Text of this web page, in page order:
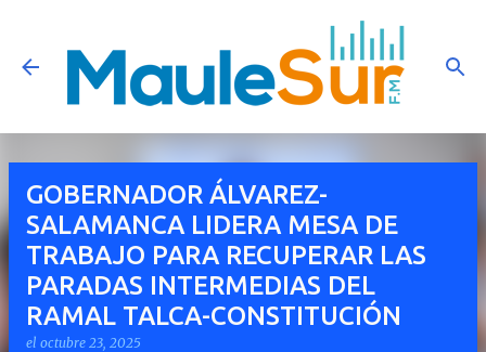
Ir al contenido principal
GOBERNADOR ÁLVAREZ-
SALAMANCA LIDERA MESA DE
TRABAJO PARA RECUPERAR LAS
PARADAS INTERMEDIAS DEL
RAMAL TALCA-CONSTITUCIÓN
el octubre 23, 2025